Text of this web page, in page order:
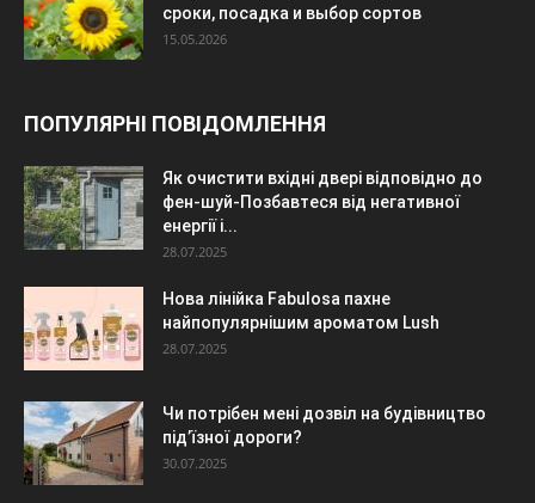
сроки, посадка и выбор сортов
15.05.2026
ПОПУЛЯРНІ ПОВІДОМЛЕННЯ
Як очистити вхідні двері відповідно до
фен-шуй-Позбавтеся від негативної
енергії і...
28.07.2025
Нова лінійка Fabulosa пахне
найпопулярнішим ароматом Lush
28.07.2025
Чи потрібен мені дозвіл на будівництво
під’їзної дороги?
30.07.2025